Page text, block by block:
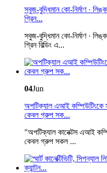
সবুজ-বুদ্ধিমান কো-নির্মাণ ·
গ্রিন...
সবুজ-বুদ্ধিমান কো-নির্মাণ ·
গ্রিন বিল্ডিং এ...
04Jun
অপটিক্যাল এআই কম্পিউটিংকে
কেবল গ্রুপ সক...
"অপটিক্যাল কানেক্টস এআই
কেবল গ্রুপ সকল ...